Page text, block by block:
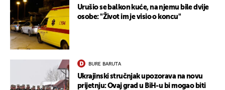
Urušio se balkon kuće, na njemu bile dvije
osobe: "Život im je visio o koncu"
BURE BARUTA
Ukrajinski stručnjak upozorava na novu
prijetnju: Ovaj grad u BiH-u bi mogao biti